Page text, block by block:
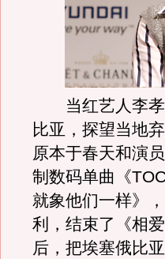
当红艺人李孝
比亚，探望当地
原本于春天和演
制数码单曲《
就象他们一样》
利，结束了《相
后，把埃塞俄比